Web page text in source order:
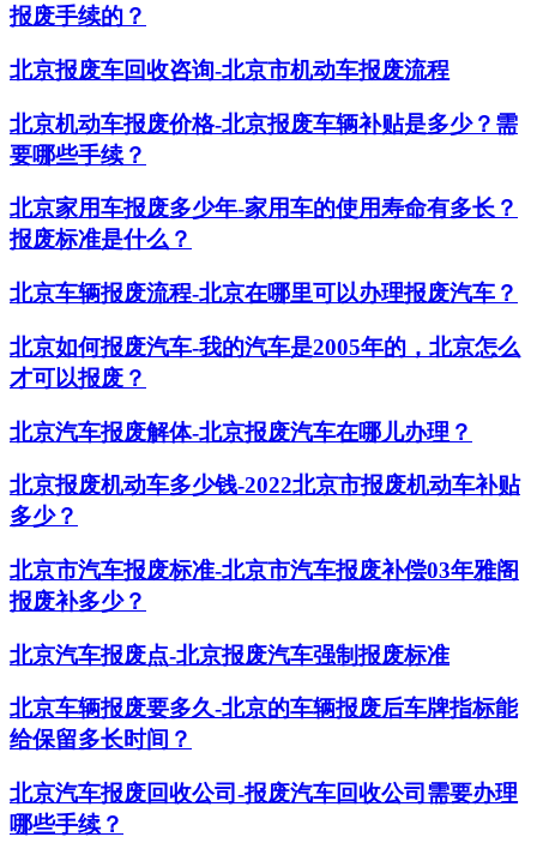
报废手续的？
北京报废车回收咨询-北京市机动车报废流程
北京机动车报废价格-北京报废车辆补贴是多少？需
要哪些手续？
北京家用车报废多少年-家用车的使用寿命有多长？
报废标准是什么？
北京车辆报废流程-北京在哪里可以办理报废汽车？
北京如何报废汽车-我的汽车是2005年的，北京怎么
才可以报废？
北京汽车报废解体-北京报废汽车在哪儿办理？
北京报废机动车多少钱-2022北京市报废机动车补贴
多少？
北京市汽车报废标准-北京市汽车报废补偿03年雅阁
报废补多少？
北京汽车报废点-北京报废汽车强制报废标准
北京车辆报废要多久-北京的车辆报废后车牌指标能
给保留多长时间？
北京汽车报废回收公司-报废汽车回收公司需要办理
哪些手续？